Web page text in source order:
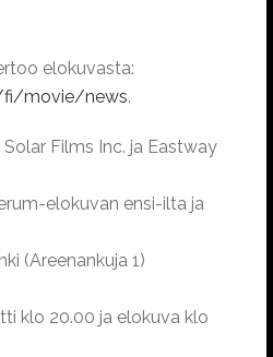
elokuvasta:
movie/news.
Films Inc. ja Eastway
elokuvan ensi-ilta ja
(Areenankuja 1)
klo 20.00 ja elokuva klo